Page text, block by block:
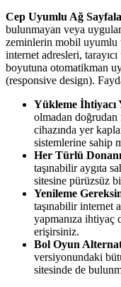
Cep Uyumlu Ağ
bulunmayan veya
zeminlerin mobil uyumlu
internet adresleri,
boyutuna otomatikman
(responsive design).
Yükleme İhtiyacı
olmadan doğrudan
cihazında yer
sistemlerine sahip
Her Türlü
taşınabilir aygıta
sitesine pürüzsüz
Yenileme
taşınabilir internet
yapmanıza ihtiyaç
erişirsiniz.
Bol Oyun
versiyonundaki
sitesinde de